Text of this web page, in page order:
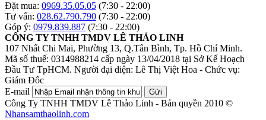
Đặt mua: 0969.35.05.05 (7:30 - 22:00)
Tư vấn: 028.62.790.790 (7:30 - 22:00)
Góp ý: 0979.839.887 (7:30 - 22:00)
CÔNG TY TNHH TMDV LÊ THẢO LINH
107 Nhất Chi Mai, Phường 13, Q.Tân Bình, Tp. Hồ Chí Minh.
Mã số thuế: 0314988214 cấp ngày 13/04/2018 tại Sở Kế Hoạch
Đầu Tư TpHCM. Người đại diện: Lê Thị Việt Hoa - Chức vụ:
Giám Đốc
E-mail
Gửi
Công Ty TNHH TMDV Lê Thảo Linh - Bản quyền 2010 ©
Nhansamthaolinh.com